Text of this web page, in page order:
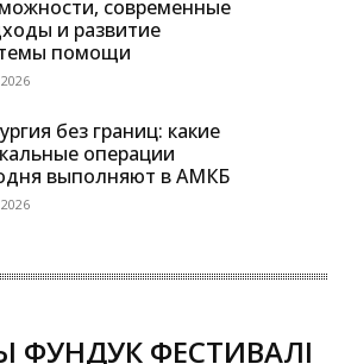
современные
и развитие
помощи
без границ: какие
операции
выполняют в АМКБ